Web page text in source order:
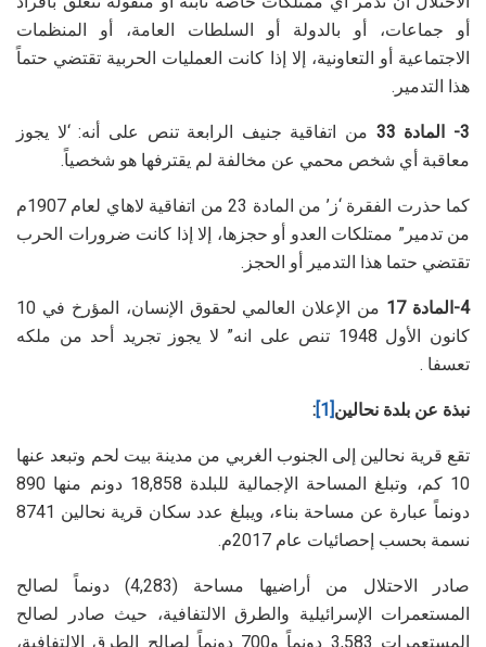
أو جماعات، أو بالدولة أو السلطات العامة، أو المنظمات
الاجتماعية أو التعاونية، إلا إذا كانت العمليات الحربية تقتضي حتماً
هذا التدمير.
3- المادة 33
من اتفاقية جنيف الرابعة تنص على أنه: ‘لا يجوز
معاقبة أي شخص محمي عن مخالفة لم يقترفها هو شخصياً.
كما حذرت الفقرة ‘ز’ من المادة 23 من اتفاقية لاهاي لعام 1907م
من تدمير” ممتلكات العدو أو حجزها، إلا إذا كانت ضرورات الحرب
تقتضي حتما هذا التدمير أو الحجز.
4-المادة 17
من الإعلان العالمي لحقوق الإنسان، المؤرخ في 10
كانون الأول 1948 تنص على انه” لا يجوز تجريد أحد من ملكه
تعسفا .
نبذة عن بلدة نحالين :
تقع قرية نحالين إلى الجنوب الغربي من مدينة بيت لحم وتبعد عنها
10 كم، وتبلغ المساحة الإجمالية للبلدة 18,858 دونم منها 890
دونماً عبارة عن مساحة بناء، ويبلغ عدد سكان قرية نحالين 8741
نسمة بحسب إحصائيات عام 2017م.
صادر الاحتلال من أراضيها مساحة (4,283) دونماً لصالح
المستعمرات الإسرائيلية والطرق الالتفافية، حيث صادر لصالح
المستعمرات 3,583 دونماً و700 دونماً لصالح الطرق الالتفافية،